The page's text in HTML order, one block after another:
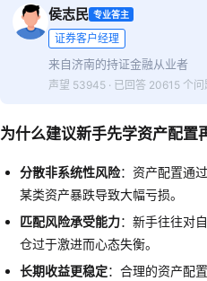
侯志民 专业答主
证券客户经理
来自济南的持证金融从业者
声望 53945 · 已回答 20615 个问
为什么建议新手先学资产配置
分散非系统性风险：资产配置通
某类资产暴跌导致大幅亏损。
匹配风险承受能力：新手往往对
仓过于激进而心态失衡。
长期收益更稳定：合理的资产配